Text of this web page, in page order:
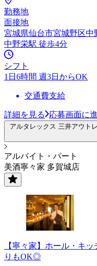
勤務地
面接地
宮城県仙台市宮城野区中
中野栄駅 徒歩4分
シフト
1日6時間 週3日からOK
交通費支給
詳細を見る 応募画面に
アルタレックス 三井アウト
アルバイト・パート
美酒寧々家 多賀城店
【寧々家】ホール・キ
りもOK◎